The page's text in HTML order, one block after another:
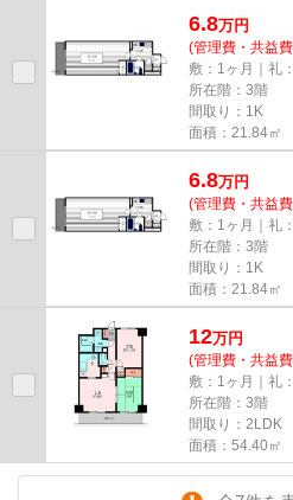
6.8万円
(管理費・共益
敷：1ヶ月｜礼
所在階：3階
間取り：1K
面積：21.84㎡
6.8万円
(管理費・共益
敷：1ヶ月｜礼
所在階：3階
間取り：1K
面積：21.84㎡
12万円
(管理費・共益
敷：1ヶ月｜礼
所在階：3階
間取り：2LDK
面積：54.40㎡